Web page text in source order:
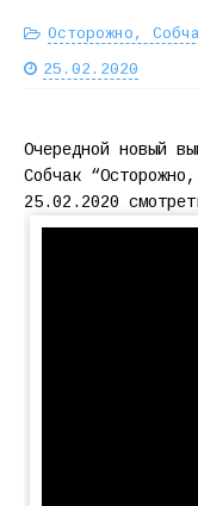
Осторожно,
25.02.2020
Очередной новый
Собчак
25.02.2020